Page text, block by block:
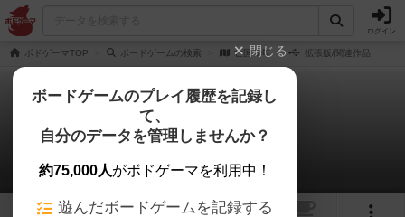
ログイン
ボドゲーマTOP ボードゲームの検索 亡国０年 拡張版/関連作品
亡国０年
拡張/関連作品 0件
1
閉じる
ボードゲームのプレイ履歴を記録し
て、
自分のデータを管理しませんか？
約75,000人がボドゲーマを利用中！
遊んだボードゲームを記録する